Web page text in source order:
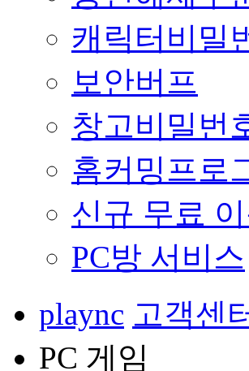
캐릭터비밀
보안버프
창고비밀번
홈커밍프로
신규 무료
PC방 서비스
plaync 고객센
PC 게임